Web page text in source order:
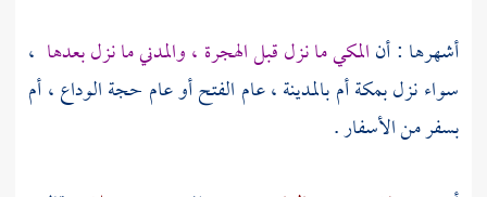
أشهرها : أنالمكي ما نزل قبل الهجرة ، والمدني ما نزل بعدها ،
سواء نزلبمكةأمبالمدينة ،عام الفتح أو عام حجة الوداع ، أم
بسفر من الأسفار .